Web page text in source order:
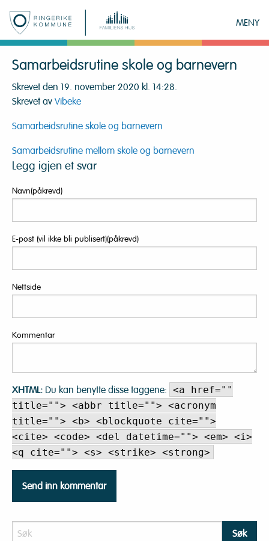
MENY
Samarbeidsrutine skole og barnevern
Skrevet den 19. november 2020 kl. 14:28.
Skrevet av Vibeke
Samarbeidsrutine skole og barnevern
Innleggsnavigasjon
Samarbeidsrutine mellom skole og barnevern
Legg igjen et svar
Navn(påkrevd)
E-post (vil ikke bli publisert)(påkrevd)
Nettside
Kommentar
XHTML: Du kan benytte disse taggene: <a href=""
title=""> <abbr title=""> <acronym
title=""> <b> <blockquote cite="">
<cite> <code> <del datetime=""> <em> <i>
<q cite=""> <s> <strike> <strong>